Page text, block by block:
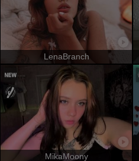
LenaBranch
MikaMoony